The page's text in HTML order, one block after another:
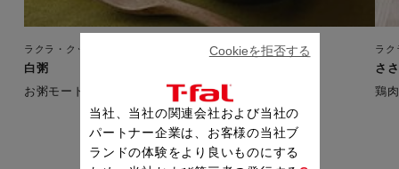
ラクラ・クッカー プラス コンパクト
白粥
お粥モードを使えば簡単に、ふっくらなめらかに。
ラク
さ
鶏
当社、当社の関連会社および当社の
パートナー企業は、お客様の当社ブ
ランドの体験をより良いものにする
Cookieを拒否する